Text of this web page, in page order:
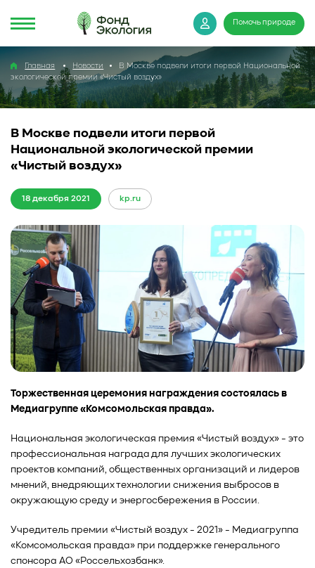
Помочь природе
Главная Новости
В Москве подвели итоги первой Национальной
экологической премии «Чистый воздух»
В Москве подвели итоги первой
Национальной экологической премии
«Чистый воздух»
18 декабря 2021 kp.ru
Торжественная церемония награждения состоялась в
Медиагруппе «Комсомольская правда».
Национальная экологическая премия «Чистый воздух» - это
профессиональная награда для лучших экологических
проектов компаний, общественных организаций и лидеров
мнений, внедряющих технологии снижения выбросов в
окружающую среду и энергосбережения в России.
Учредитель премии «Чистый воздух - 2021» - Медиагруппа
«Комсомольская правда» при поддержке генерального
спонсора АО «Россельхозбанк».